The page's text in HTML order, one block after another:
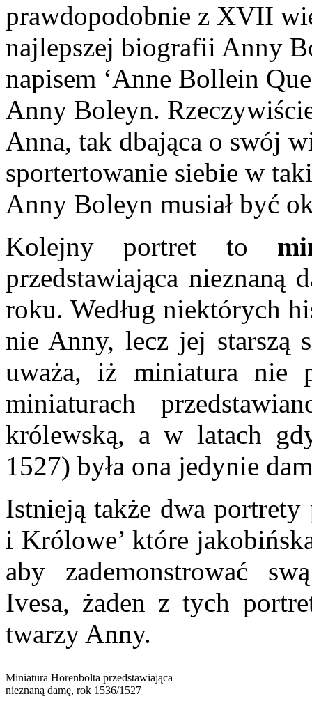
prawdopodobnie z XVII
najlepszej biografii Anny
napisem ‘Anne Bollein
Anny Boleyn.
Anna, tak dbająca o swój
sportertowanie siebie w
Anny Boleyn musiał być
Kolejny portret to
przedstawiająca nieznaną
roku. Według niektórych
nie Anny, lecz jej starszą
uważa, iż miniatura nie
miniaturach
królewską, a w latach
1527) była ona jedynie
Istnieją także dwa
i Królowe’ które
aby zademonstrować
Ivesa, żaden z tych
twarzy Anny.
Miniatura Horenbolta przedstawiająca
nieznaną damę, rok 1536/1527